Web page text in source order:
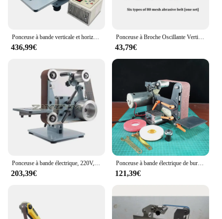
Ponceuse à bande verticale et horizontale multifonctionnelle, polisseuse, affû70., polisseuse, 1200W, 915x50mm
436,99€
Ponceuse à Broche Oscillante Verticale pour Bois, Surface Incurvée, Calcul, Travail, Outils de Meulage, Polisseuse, 2000 tr/min
43,79€
Ponceuse à bande électrique, 220V, 110V, 750W, 1100W, 915/1200, Ponceuse à bande verticale et horizontale, Affû70.à bande convertible, Polisseuse
203,39€
Ponceuse à bande électrique de bureau domestique, affû70.de couteaux, affû70.d'outils, polisseuse de métal, 7000 tr/min, 730x50mm
121,39€